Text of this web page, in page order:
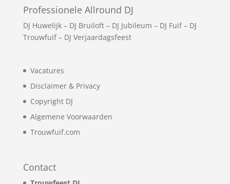
Professionele Allround DJ
DJ Huwelijk– DJ Bruiloft– DJ Jubileum – DJ Fuif– DJ
Trouwfuif– DJ Verjaardagsfeest
Vacatures
Disclaimer & Privacy
Copyright DJ
Algemene Voorwaarden
Trouwfuif.com
Contact